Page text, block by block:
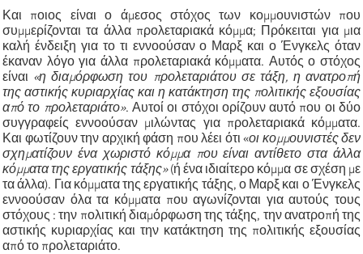
Και ποιος είναι ο άμεσος στόχος των κομμουνιστών που
συμμερίζονται τα άλλα προλεταριακά κόμμα; Πρόκειται για μια
καλή ένδειξη για το τι εννοούσαν ο Μαρξ και ο Ένγκελς όταν
έκαναν λόγο για άλλα προλεταριακά κόμματα. Αυτός ο στόχος
είναι «η διαμόρφωση του προλεταριάτου σε τάξη, η ανατροπή
της αστικής κυριαρχίας και η κατάκτηση της πολιτικής εξουσίας
από το προλεταριάτο». Αυτοί οι στόχοι ορίζουν αυτό που οι δύο
συγγραφείς εννοούσαν μιλώντας για προλεταριακά κόμματα.
Και φωτίζουν την αρχική φάση που λέει ότι «οι κομμουνιστές δεν
σχηματίζουν ένα χωριστό κόμμα που είναι αντίθετο στα άλλα
κόμματα της εργατικής τάξης»(ή ένα ιδιαίτερο κόμμα σε σχέση με
τα άλλα). Για κόμματα της εργατικής τάξης, ο Μαρξ και ο Ένγκελς
εννοούσαν όλα τα κόμματα που αγωνίζονται για αυτούς τους
στόχους : την πολιτική διαμόρφωση της τάξης, την ανατροπή της
αστικής κυριαρχίας και την κατάκτηση της πολιτικής εξουσίας
από το προλεταριάτο.